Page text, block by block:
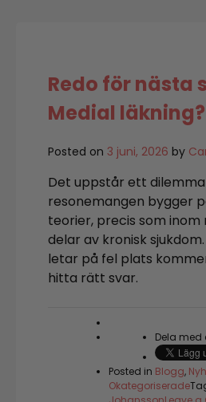
Redo för nästa
Medial läkning?
Posted on 3 juni, 2026 by
Det uppstår ett
resonemangen bygger
teorier, precis som inom
delar av kronisk
letar på fel plats
hitta rätt svar.
Dela med
Posted in Blogg,
Okategoriserade